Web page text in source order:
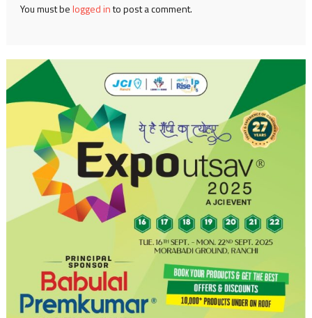
You must belogged into post a comment.